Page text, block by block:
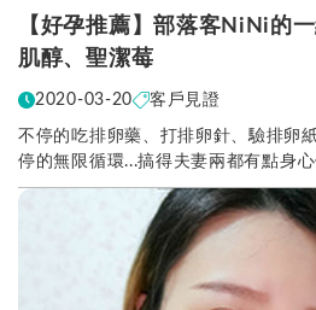
【好孕推薦】部落客NiNi的
肌醇、聖潔莓
2020-03-20 客戶見證
不停的吃排卵藥、打排卵針、驗排卵
停的無限循環...搞得夫妻兩都有點身
了肌醇與聖潔莓的介紹，彷彿好像看